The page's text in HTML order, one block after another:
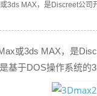
3ds MAX，是Discreet公
或3ds MAX，是
基于DOS操作系统的